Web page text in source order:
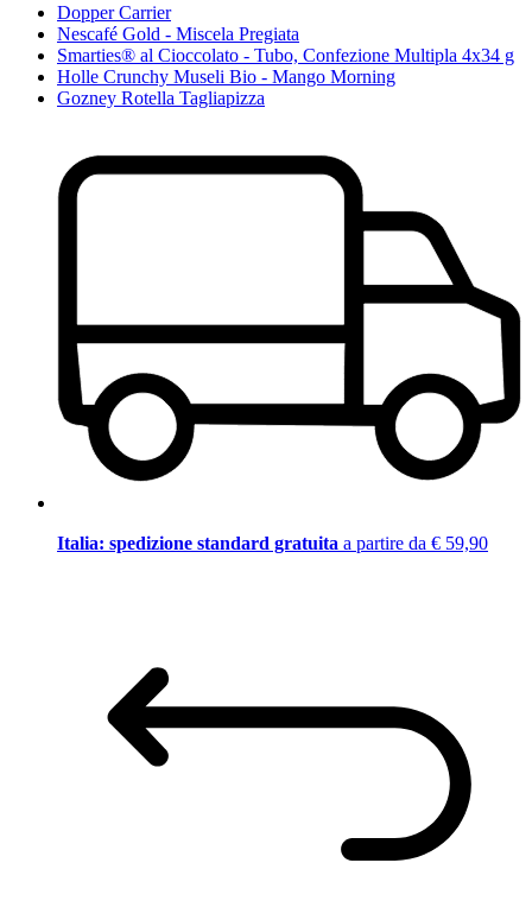
Dopper Carrier
Nescafé Gold - Miscela Pregiata
Smarties® al Cioccolato - Tubo, Confezione Multipla 4x34 g
Holle Crunchy Museli Bio - Mango Morning
Gozney Rotella Tagliapizza
Italia: spedizione standard gratuita a partire da € 59,90